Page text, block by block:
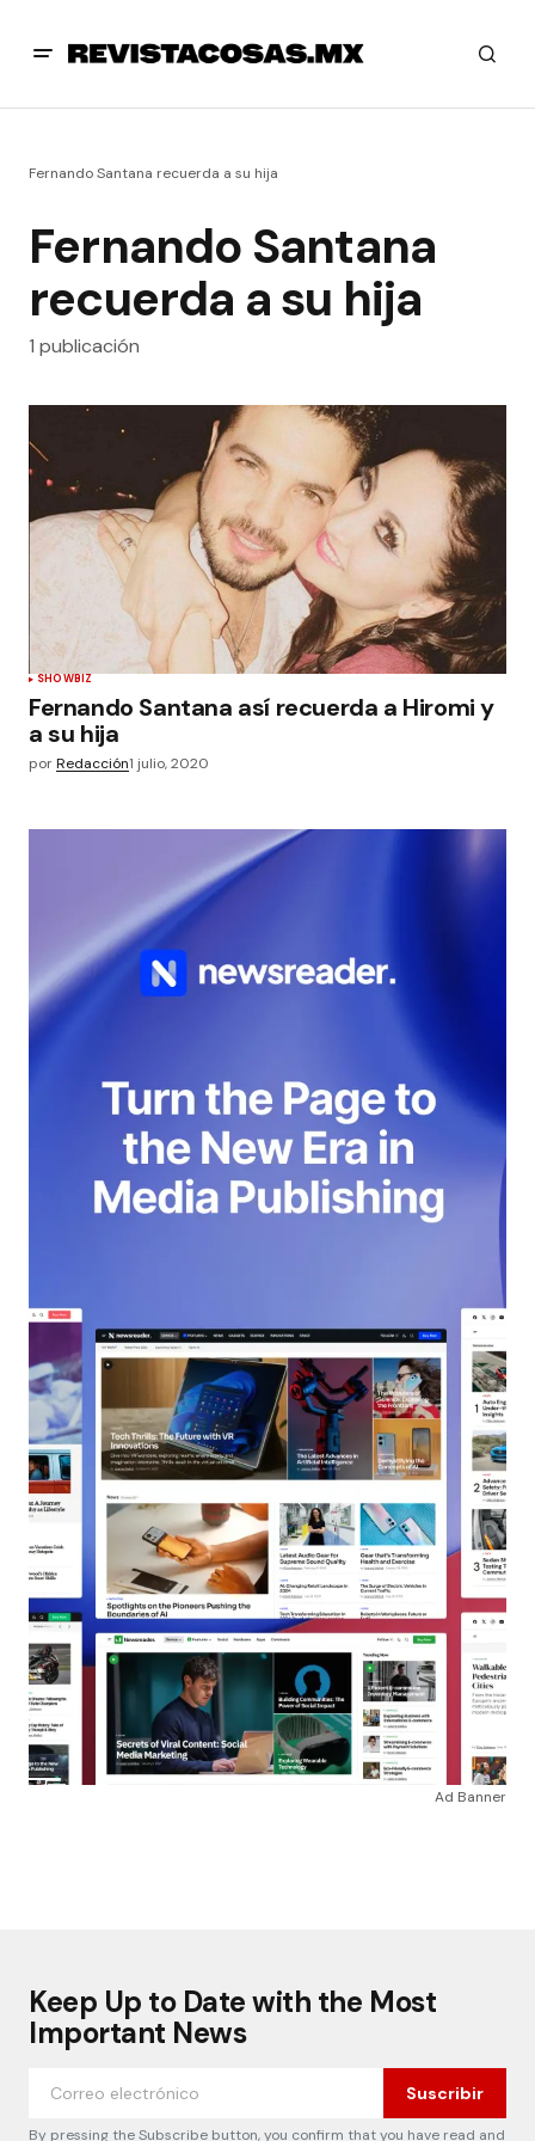
Fernando Santana recuerda a su hija
Fernando Santana
recuerda a su hija
1 publicación
SHOWBIZ
Fernando Santana así recuerda a Hiromi y
a su hija
porRedacción1 julio, 2020
Ad Banner
Keep Up to Date with the Most
Important News
Suscribir
By pressing the Subscribe button, you confirm that you have read and